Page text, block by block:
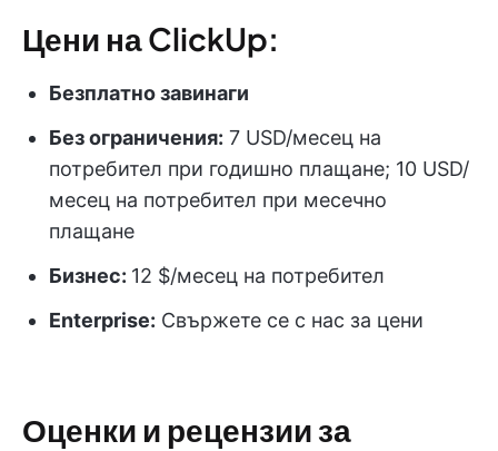
Цени на ClickUp:
Безплатно завинаги
Без ограничения: 7 USD/месец на
потребител при годишно плащане; 10 USD/
месец на потребител при месечно
плащане
Бизнес: 12 $/месец на потребител
Enterprise: Свържете се с нас за цени
Оценки и рецензии за